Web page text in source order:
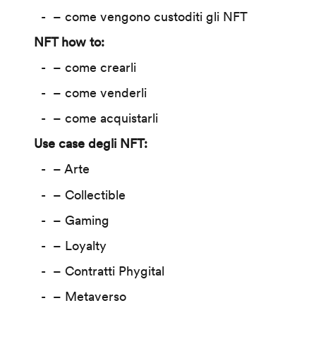
– come vengono custoditi gli NFT
NFT how to:
– come crearli
– come venderli
– come acquistarli
Use case degli NFT:
– Arte
– Collectible
– Gaming
– Loyalty
– Contratti Phygital
– Metaverso